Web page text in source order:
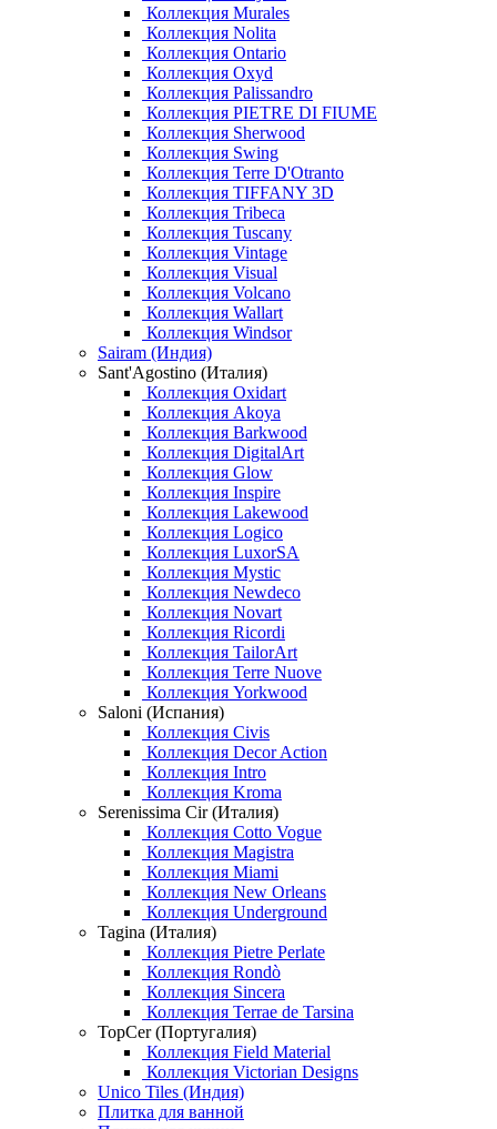
Коллекция Murales
Коллекция Nolita
Коллекция Ontario
Коллекция Oxyd
Коллекция Palissandro
Коллекция PIETRE DI FIUME
Коллекция Sherwood
Коллекция Swing
Коллекция Terre D'Otranto
Коллекция TIFFANY 3D
Коллекция Tribeca
Коллекция Tuscany
Коллекция Vintage
Коллекция Visual
Коллекция Volcano
Коллекция Wallart
Коллекция Windsor
Sairam (Индия)
Sant'Agostino (Италия)
Коллекция Oxidart
Коллекция Akoya
Коллекция Barkwood
Коллекция DigitalArt
Коллекция Glow
Коллекция Inspire
Коллекция Lakewood
Коллекция Logico
Коллекция LuxorSA
Коллекция Mystic
Коллекция Newdeco
Коллекция Novart
Коллекция Ricordi
Коллекция TailorArt
Коллекция Terre Nuove
Коллекция Yorkwood
Saloni (Испания)
Коллекция Civis
Коллекция Decor Action
Коллекция Intro
Коллекция Kroma
Serenissima Cir (Италия)
Коллекция Cotto Vogue
Коллекция Magistra
Коллекция Miami
Коллекция New Orleans
Коллекция Underground
Tagina (Италия)
Коллекция Pietre Perlate
Коллекция Rondò
Коллекция Sincera
Коллекция Terrae de Tarsina
TopCer (Португалия)
Коллекция Field Material
Коллекция Victorian Designs
Unico Tiles (Индия)
Плитка для ванной